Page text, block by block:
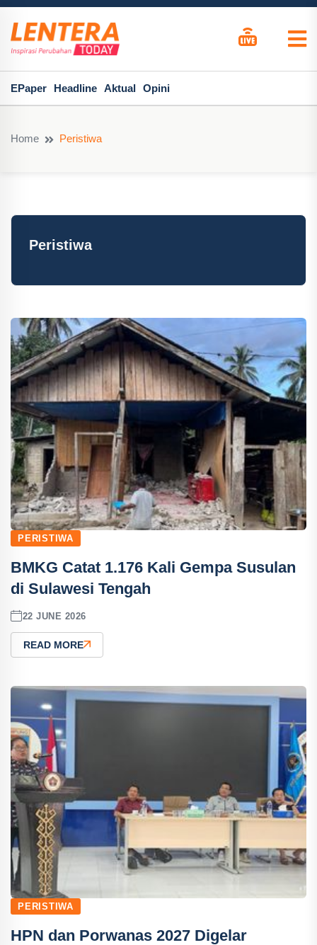
EPaper Headline Aktual Opini
Home Peristiwa
Peristiwa
PERISTIWA
BMKG Catat 1.176 Kali Gempa Susulan
di Sulawesi Tengah
22 JUNE 2026
READ MORE
PERISTIWA
HPN dan Porwanas 2027 Digelar